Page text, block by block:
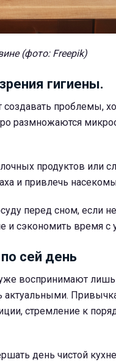
(фото: Freepik)
гигиены.
проблемы,
размножаются
продуктов или
и привлечь
перед сном, если
и сэкономить время с
сей день
воспринимают лишь
стремление к
день чистой